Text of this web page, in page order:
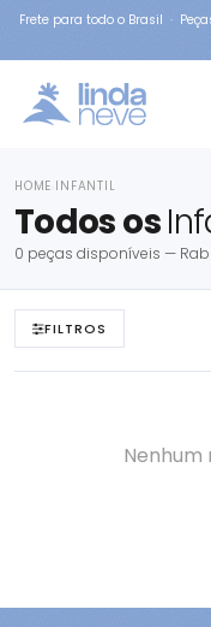
Frete para todo o Brasil ·
HOME INFANTIL
Todos os
0 peças disponíveis — Rab
FILTROS